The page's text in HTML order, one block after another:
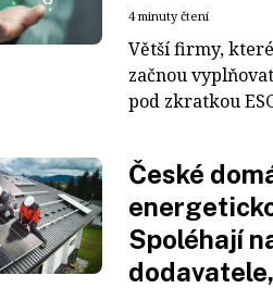
4 minuty čtení
Větší firmy,
začnou
pod zkratkou
České
Spoléhají